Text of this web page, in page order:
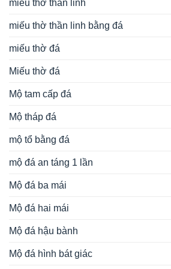
miếu thờ thần linh
miếu thờ thần linh bằng đá
miếu thờ đá
Miếu thờ đá
Mộ tam cấp đá
Mộ tháp đá
mộ tổ bằng đá
mộ đá an táng 1 lần
Mộ đá ba mái
Mộ đá hai mái
Mộ đá hậu bành
Mộ đá hình bát giác